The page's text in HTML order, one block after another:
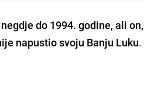
do 1994. godine, ali on,
napustio svoju Banju Luku.